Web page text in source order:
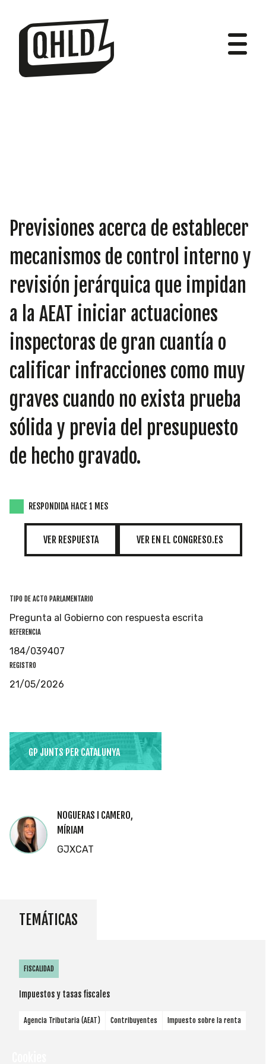
INICIATIVAS
TEMÁTICAS
Previsiones acerca de establecer
mecanismos de control interno y
revisión jerárquica que impidan
a la AEAT iniciar actuaciones
inspectoras de gran cuantía o
calificar infracciones como muy
graves cuando no exista prueba
sólida y previa del presupuesto
de hecho gravado.
RESPONDIDA HACE 1 MES
VER RESPUESTA VER EN EL CONGRESO.ES
TIPO DE ACTO PARLAMENTARIO
Pregunta al Gobierno con respuesta escrita
REFERENCIA
184/039407
REGISTRO
21/05/2026
GP JUNTS PER CATALUNYA
NOGUERAS I CAMERO,
MÍRIAM
GJXCAT
TEMÁTICAS
FISCALIDAD
Impuestos y tasas fiscales
Agencia Tributaria (AEAT) Contribuyentes Impuesto sobre la renta